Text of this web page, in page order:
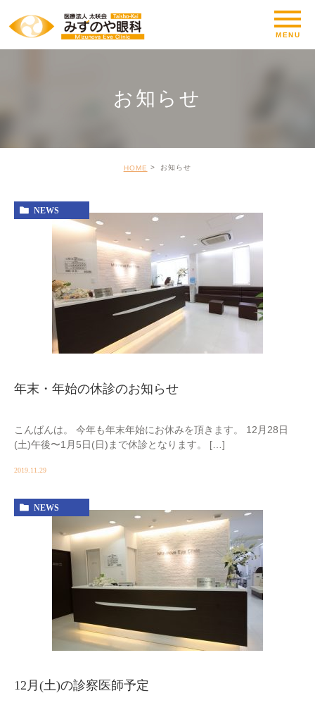
お知らせ
HOME お知らせ
NEWS
年末・年始の休診のお知らせ
こんばんは。 今年も年末年始にお休みを頂きます。 12月28日
(土)午後〜1月5日(日)まで休診となります。 […]
2019.11.29
NEWS
12月(土)の診察医師予定